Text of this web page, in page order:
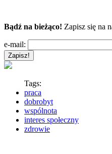
Bądź na bieżąco! Zapisz się na
e-mail:
Tags:
praca
dobrobyt
wspólnota
interes społeczny
zdrowie